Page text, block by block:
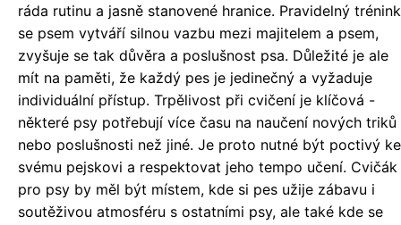
ráda rutinu a jasně stanovené hranice. Pravidelný trénink
se psem vytváří silnou vazbu mezi majitelem a psem,
zvyšuje se tak důvěra a poslušnost psa. Důležité je ale
mít na paměti, že každý pes je jedinečný a vyžaduje
individuální přístup. Trpělivost při cvičení je klíčová -
některé psy potřebují více času na naučení nových triků
nebo poslušnosti než jiné. Je proto nutné být poctivý ke
svému pejskovi a respektovat jeho tempo učení. Cvičák
pro psy by měl být místem, kde si pes užije zábavu i
soutěživou atmosféru s ostatními psy, ale také kde se